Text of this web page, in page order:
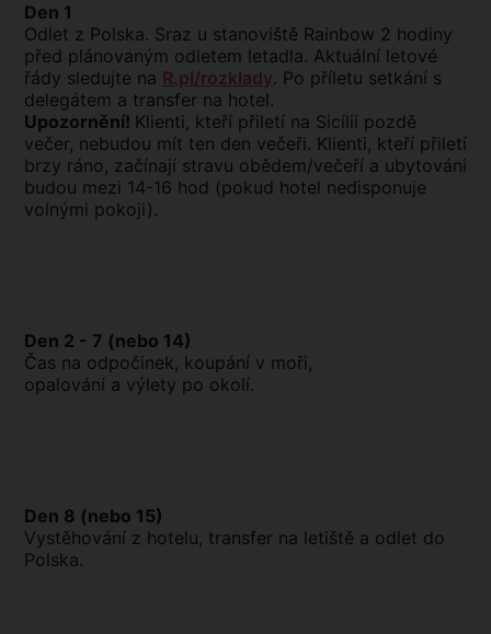
Den 1
Odlet z Polska. Sraz u stanoviště Rainbow 2 hodiny
před plánovaným odletem letadla. Aktuální letové
řády sledujte na R.pl/rozklady. Po příletu setkání s
delegátem a transfer na hotel.
Upozornění! Klienti, kteří přiletí na Sicílii pozdě
večer, nebudou mít ten den večeři. Klienti, kteří přiletí
brzy ráno, začínají stravu obědem/večeří a ubytováni
budou mezi 14-16 hod (pokud hotel nedisponuje
volnými pokoji).
Den 2 - 7 (nebo 14)
Čas na odpočinek, koupání v moři,
opalování a výlety po okolí.
Den 8 (nebo 15)
Vystěhování z hotelu, transfer na letiště a odlet do
Polska.